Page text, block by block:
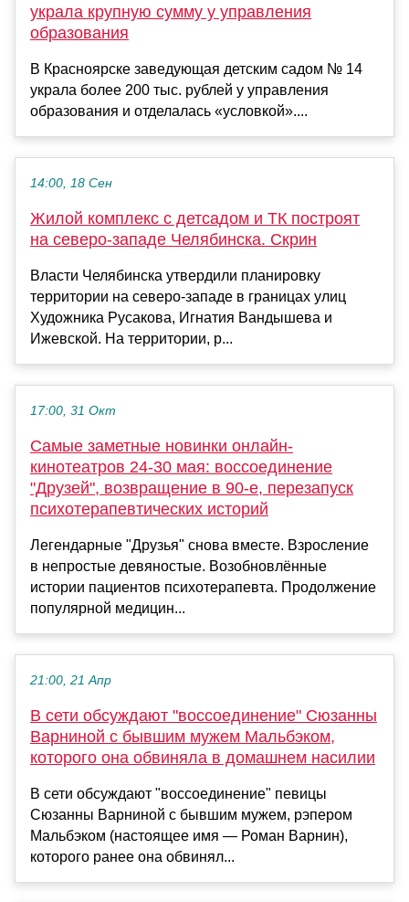
украла крупную сумму у управления
образования
В Красноярске заведующая детским садом № 14
украла более 200 тыс. рублей у управления
образования и отделалась «условкой»....
14:00, 18 Сен
Жилой комплекс с детсадом и ТК построят
на северо-западе Челябинска. Скрин
Власти Челябинска утвердили планировку
территории на северо-западе в границах улиц
Художника Русакова, Игнатия Вандышева и
Ижевской. На территории, р...
17:00, 31 Окт
Самые заметные новинки онлайн-
кинотеатров 24-30 мая: воссоединение
"Друзей", возвращение в 90-е, перезапуск
психотерапевтических историй
Легендарные "Друзья" снова вместе. Взросление
в непростые девяностые. Возобновлённые
истории пациентов психотерапевта. Продолжение
популярной медицин...
21:00, 21 Апр
В сети обсуждают "воссоединение" Сюзанны
Варниной с бывшим мужем Мальбэком,
которого она обвиняла в домашнем насилии
В сети обсуждают "воссоединение" певицы
Сюзанны Варниной с бывшим мужем, рэпером
Мальбэком (настоящее имя — Роман Варнин),
которого ранее она обвинял...